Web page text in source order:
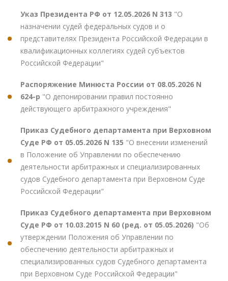
Указ Президента РФ от 12.05.2026 N 313 "О
назначении судей федеральных судов и о
представителях Президента Российской Федерации в
квалификационных коллегиях судей субъектов
Российской Федерации"
Распоряжение Минюста России от 08.05.2026 N
624-р "О депонировании правил постоянно
действующего арбитражного учреждения"
Приказ Судебного департамента при Верховном
Суде РФ от 05.05.2026 N 135 "О внесении изменений
в Положение об Управлении по обеспечению
деятельности арбитражных и специализированных
судов Судебного департамента при Верховном Суде
Российской Федерации"
Приказ Судебного департамента при Верховном
Суде РФ от 10.03.2015 N 60 (ред. от 05.05.2026) "Об
утверждении Положения об Управлении по
обеспечению деятельности арбитражных и
специализированных судов Судебного департамента
при Верховном Суде Российской Федерации"